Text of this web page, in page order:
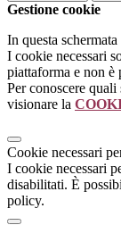
Gestione cookie
In questa
I cookie necessari
piattaforma e non è
Per conoscere
visionare la
Cookie necessari
I cookie necessari
disabilitati. È
policy.